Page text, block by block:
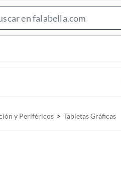
e
y Periféricos Tabletas Gráficas